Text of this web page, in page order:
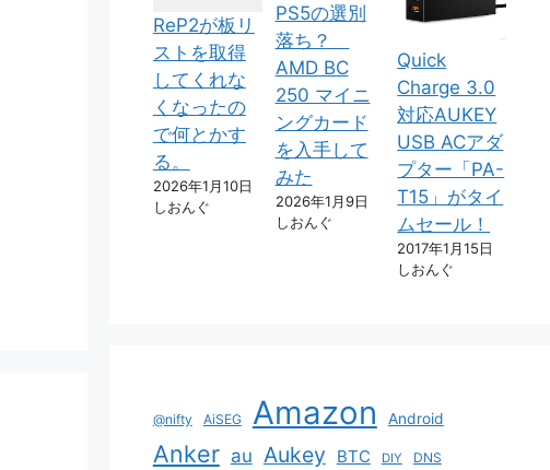
ReP2が板リ
ストを取得
してくれな
くなったの
で何とかす
る。
2026年1月10日
しおんぐ
PS5の選別
落ち？
AMD BC
250 マイニ
ングカード
を入手して
みた
2026年1月9日
しおんぐ
Quick
Charge 3.0
対応AUKEY
USB ACアダ
プター「PA-
T15」がタイ
ムセール！
2017年1月15日
しおんぐ
@nifty AiSEG Amazon Android
Anker au Aukey BTC DIY DNS